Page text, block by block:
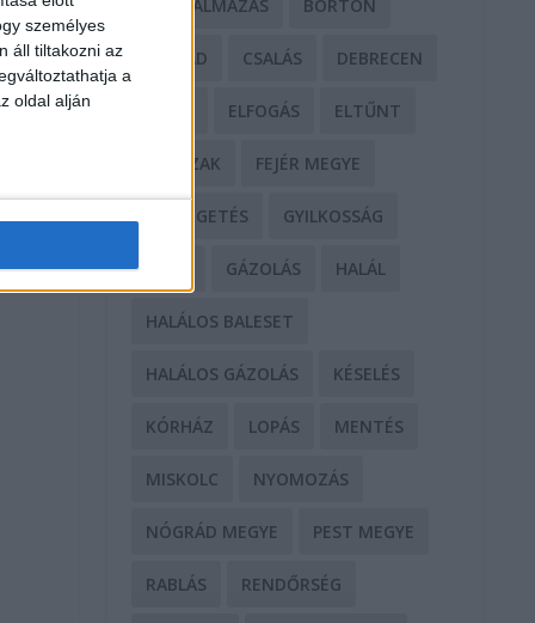
személyes
áll tiltakozni az
a
oldal alján
BÁNTALMAZÁS BÖRTÖN
CSALÁD CSALÁS DEBRECEN
ELFOGÁS ELTŰNT
ERŐSZAK FEJÉR MEGYE
FENYEGETÉS GYILKOSSÁG
GÁZOLÁS HALÁL
HALÁLOS BALESET
HALÁLOS GÁZOLÁS KÉSELÉS
KÓRHÁZ LOPÁS MENTÉS
MISKOLC NYOMOZÁS
NÓGRÁD MEGYE PEST MEGYE
RABLÁS RENDŐRSÉG